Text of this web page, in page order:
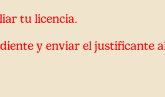
tu licencia.
y enviar el justificante